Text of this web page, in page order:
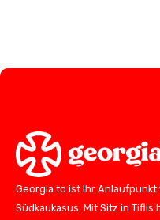
Georgia.to ist Ihr
Südkaukasus. Mit Sitz in